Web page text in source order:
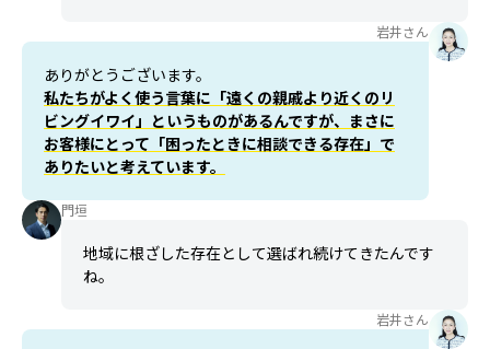
岩井さん
ありがとうございます。
私たちがよく使う言葉に「遠くの親戚より近くのリ
ビングイワイ」というものがあるんですが、まさに
お客様にとって「困ったときに相談できる存在」で
ありたいと考えています。
門垣
地域に根ざした存在として選ばれ続けてきたんです
ね。
岩井さん